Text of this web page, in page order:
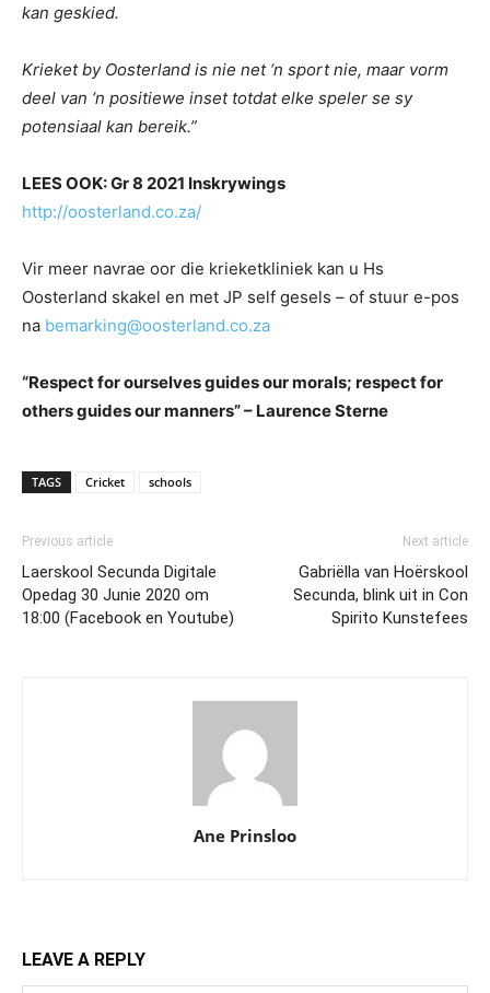
kan geskied.
Krieket by Oosterland is nie net ‘n sport nie, maar vorm
deel van ‘n positiewe inset totdat elke speler se sy
potensiaal kan bereik.”
LEES OOK: Gr 8 2021 Inskrywings
http://oosterland.co.za/
Vir meer navrae oor die krieketkliniek kan u Hs
Oosterland skakel en met JP self gesels – of stuur e-pos
na bemarking@oosterland.co.za
“Respect for ourselves guides our morals; respect for
others guides our manners” – Laurence Sterne
TAGS Cricket schools
Previous article
Laerskool Secunda Digitale
Opedag 30 Junie 2020 om
18:00 (Facebook en Youtube)
Next article
Gabriëlla van Hoërskool
Secunda, blink uit in Con
Spirito Kunstefees
Ane Prinsloo
LEAVE A REPLY